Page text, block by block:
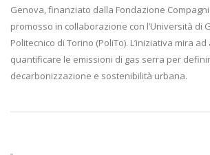
Genova, finanziato dalla Fondazione
promosso in collaborazione con l’Università di
Politecnico di Torino (PoliTo). L’iniziativa mira
quantificare le emissioni di gas serra per
decarbonizzazione e sostenibilità urbana.